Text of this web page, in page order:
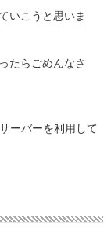
いこうと思いま
たらごめんなさ
ーバーを利用して